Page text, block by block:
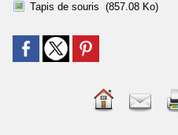
Tapis de souris (857.08 Ko)